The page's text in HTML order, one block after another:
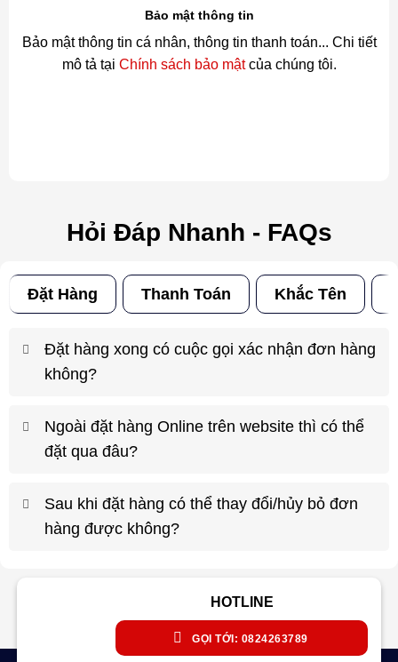
Bảo mật thông tin
Bảo mật thông tin cá nhân, thông tin thanh toán... Chi tiết
mô tả tại Chính sách bảo mậtcủa chúng tôi.
Hỏi Đáp Nhanh - FAQs
Đặt Hàng Thanh Toán Khắc Tên
Đặt hàng xong có cuộc gọi xác nhận đơn hàng
không?
Ngoài đặt hàng Online trên website thì có thể
đặt qua đâu?
Sau khi đặt hàng có thể thay đổi/hủy bỏ đơn
hàng được không?
HOTLINE
GỌI TỚI: 0824263789